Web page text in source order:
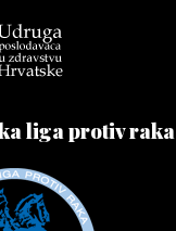
liga protiv raka